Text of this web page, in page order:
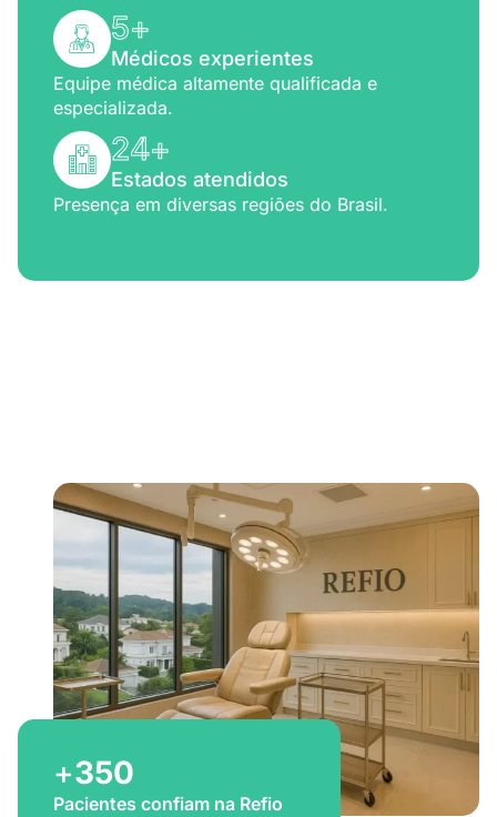
5+
Médicos experientes
Equipe médica altamente qualificada e
especializada.
24+
Estados atendidos
Presença em diversas regiões do Brasil.
+350
Pacientes confiam na Refio